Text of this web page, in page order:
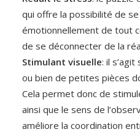
qui offre la possibilité de
émotionnellement de tout
de se déconnecter de la
Stimulant visuelle: il
ou bien de petites pièces
Cela permet donc de
ainsi que le sens de
améliore la coordination